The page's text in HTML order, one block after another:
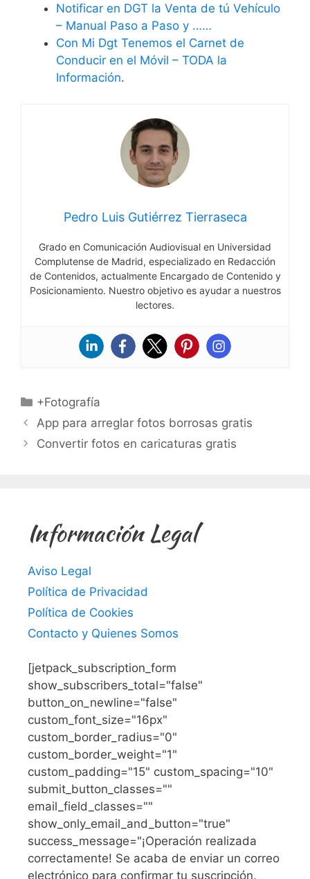
Notificar en DGT la Venta de tú Vehículo
– Manual Paso a Paso y ……
Con Mi Dgt Tenemos el Carnet de
Conducir en el Móvil – TODA la
Información.
Pedro Luis Gutiérrez Tierraseca
Grado en Comunicación Audiovisual en Universidad
Complutense de Madrid, especializado en Redacción
de Contenidos, actualmente Encargado de Contenido y
Posicionamiento. Nuestro objetivo es ayudar a nuestros
lectores.
Categorías
+Fotografía
App para arreglar fotos borrosas gratis
Convertir fotos en caricaturas gratis
Información Legal
Aviso Legal
Política de Privacidad
Política de Cookies
Contacto y Quienes Somos
[jetpack_subscription_form
show_subscribers_total="false"
button_on_newline="false"
custom_font_size="16px"
custom_border_radius="0"
custom_border_weight="1"
custom_padding="15" custom_spacing="10"
submit_button_classes=""
email_field_classes=""
show_only_email_and_button="true"
success_message="¡Operación realizada
correctamente! Se acaba de enviar un correo
electrónico para confirmar tu suscripción.